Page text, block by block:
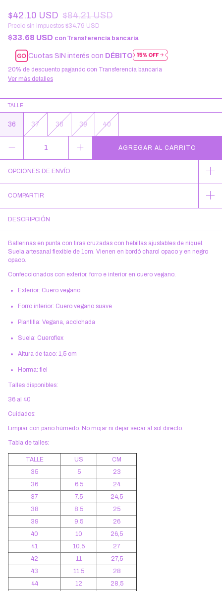
$42.10 USD $84.21 USD
Precio sin impuestos $34.79 USD
$33.68 USD con Transferencia bancaria
Cuotas SIN interés con DÉBITO
20% de descuento pagando con Transferencia bancaria
Ver más detalles
TALLE
36 37 38 39 40
OPCIONES DE ENVÍO
COMPARTIR
DESCRIPCIÓN
Ballerinas en punta con tiras cruzadas con hebillas ajustables de níquel.
Suela artesanal flexible de 1cm. Vienen en bordó charol opaco y en negro
opaco.
Confeccionados con exterior, forro e interior en cuero vegano.
Exterior: Cuero vegano
Forro interior: Cuero vegano suave
Plantilla: Vegana, acolchada
Suela: Cueroflex
Altura de taco: 1,5 cm
Horma: fiel
Talles disponibles:
36 al 40
Cuidados:
Limpiar con paño húmedo. No mojar ni dejar secar al sol directo.
Tabla de talles:
TALLE US
CM
35
5
23
36
6.5
24
37
7.5
24,5
38
8.5
25
39
9.5
26
40
10
26,5
41
10.5
27
42
11
27,5
43
11.5
28
44
12
28,5